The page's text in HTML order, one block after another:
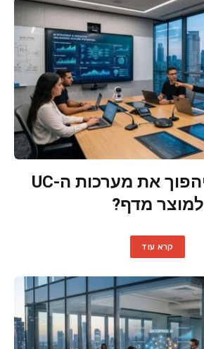
האם ה-AI יהפוך את מערכות ה-UC
למוצר מדף?
קרא עוד